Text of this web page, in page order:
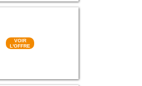
VOIR
L'OFFRE